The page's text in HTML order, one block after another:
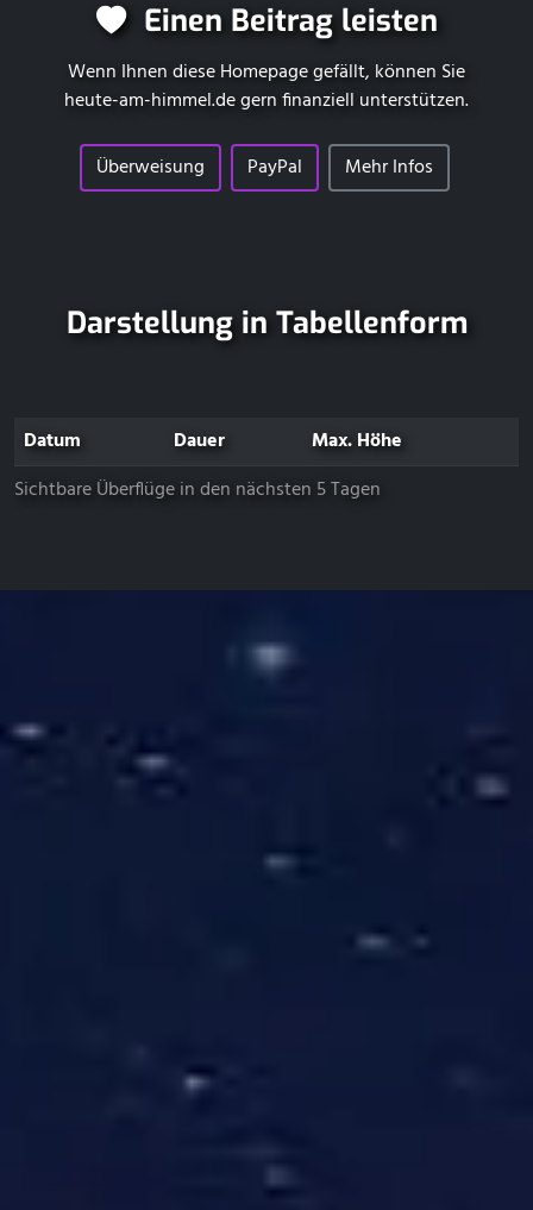
Einen Beitrag leisten
Wenn Ihnen diese Homepage gefällt, können Sie
heute-am-himmel.degern finanziell unterstützen.
Überweisung PayPal Mehr Infos
Darstellung in Tabellenform
Sichtbare Überflüge in den nächsten 5 Tagen
Datum Dauer Max. Höhe